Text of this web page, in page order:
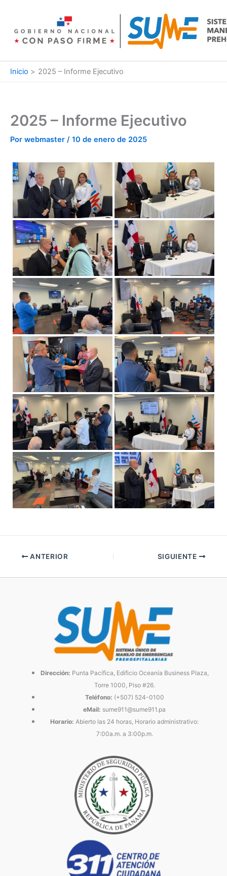
contenido
Inicio 2025 – Informe Ejecutivo
2025 – Informe Ejecutivo
Por webmaster / 10 de enero de 2025
ANTERIOR SIGUIENTE
Dirección: Punta Pacífica, Edificio Oceanía Business Plaza,
Torre 1000, Piso #26.
Teléfono: (+507) 524-0100
eMail: sume911@sume911.pa
Horario: Abierto las 24 horas, Horario administrativo:
7:00a.m. a 3:00p.m.